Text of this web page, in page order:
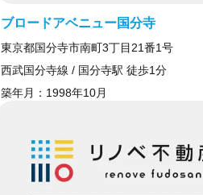
ブロードアベニュー国分寺
東京都国分寺市南町3丁目21番1号
西武国分寺線 / 国分寺駅 徒歩1分
築年月： 1998年10月